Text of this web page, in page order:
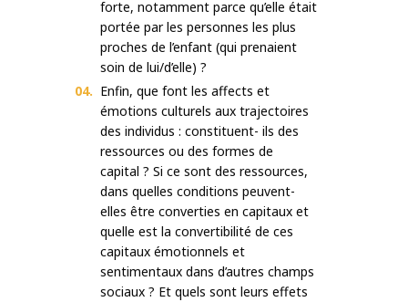
forte, notamment parce qu’elle était
portée par les personnes les plus
proches de l’enfant (qui prenaient
soin de lui/d’elle) ?
Enfin, que font les affects et
émotions culturels aux trajectoires
des individus : constituent- ils des
ressources ou des formes de
capital ? Si ce sont des ressources,
dans quelles conditions peuvent-
elles être converties en capitaux et
quelle est la convertibilité de ces
capitaux émotionnels et
sentimentaux dans d’autres champs
sociaux ? Et quels sont leurs effets